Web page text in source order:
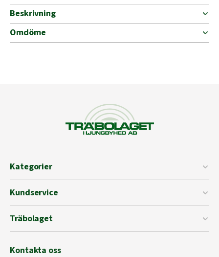
5P
mängd
Beskrivning
Omdöme
Kategorier
Kundservice
Träbolaget
Kontakta oss